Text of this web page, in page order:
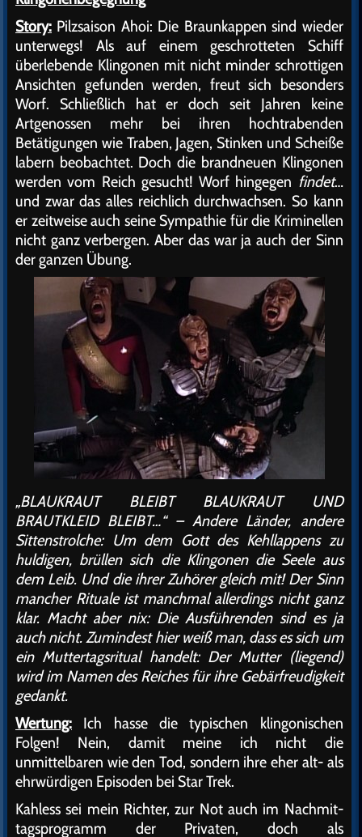
Story: Pilzsaison Ahoi: Die Braunkappen sind wieder
unterwegs! Als auf einem geschrotteten Schiff
überlebende Klingonen mit nicht minder schrottigen
Ansichten gefunden werden, freut sich besonders
Worf. Schließlich hat er doch seit Jahren keine
Artgenossen mehr bei ihren hochtrabenden
Betätigungen wie Traben, Jagen, Stinken und Scheiße
labern beobachtet. Doch die brandneuen Klingonen
werden vom Reich gesucht! Worf hingegen findet…
und zwar das alles reichlich durchwachsen. So kann
er zeitweise auch seine Sympathie für die Kriminellen
nicht ganz verbergen. Aber das war ja auch der Sinn
der ganzen Übung.
„BLAUKRAUT BLEIBT BLAUKRAUT UND
BRAUTKLEID BLEIBT…“ – Andere Länder, andere
Sittenstrolche: Um dem Gott des Kehllappens zu
huldigen, brüllen sich die Klingonen die Seele aus
dem Leib. Und die ihrer Zuhörer gleich mit! Der Sinn
mancher Rituale ist manchmal allerdings nicht ganz
klar. Macht aber nix: Die Ausführenden sind es ja
auch nicht. Zumindest hier weiß man, dass es sich um
ein Muttertagsritual handelt: Der Mutter (liegend)
wird im Namen des Reiches für ihre Gebärfreudigkeit
gedankt.
Wertung: Ich hasse die typischen klingonischen
Folgen! Nein, damit meine ich nicht die
unmittelbaren wie den Tod, sondern ihre eher alt- als
ehrwürdigen Episoden bei Star Trek.
Kahless sei mein Richter, zur Not auch im Nachmit-
tagsprogramm der Privaten, doch als